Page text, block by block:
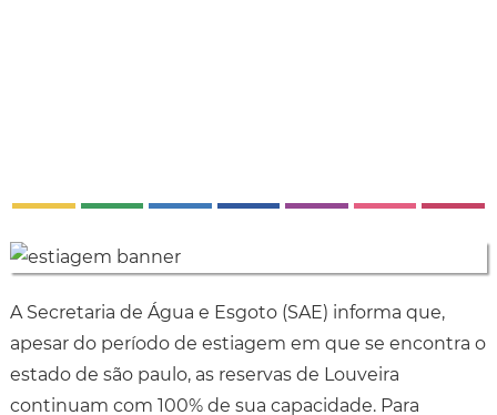
A Secretaria de Água e Esgoto (SAE) informa que,
apesar do período de estiagem em que se encontra o
estado de são paulo, as reservas de Louveira
continuam com 100% de sua capacidade. Para